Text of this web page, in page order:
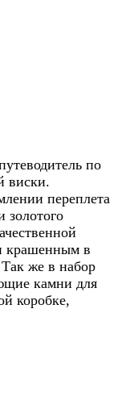
по
виски.
переплета
золотого
крашенным в
же в набор
камни для
коробке,